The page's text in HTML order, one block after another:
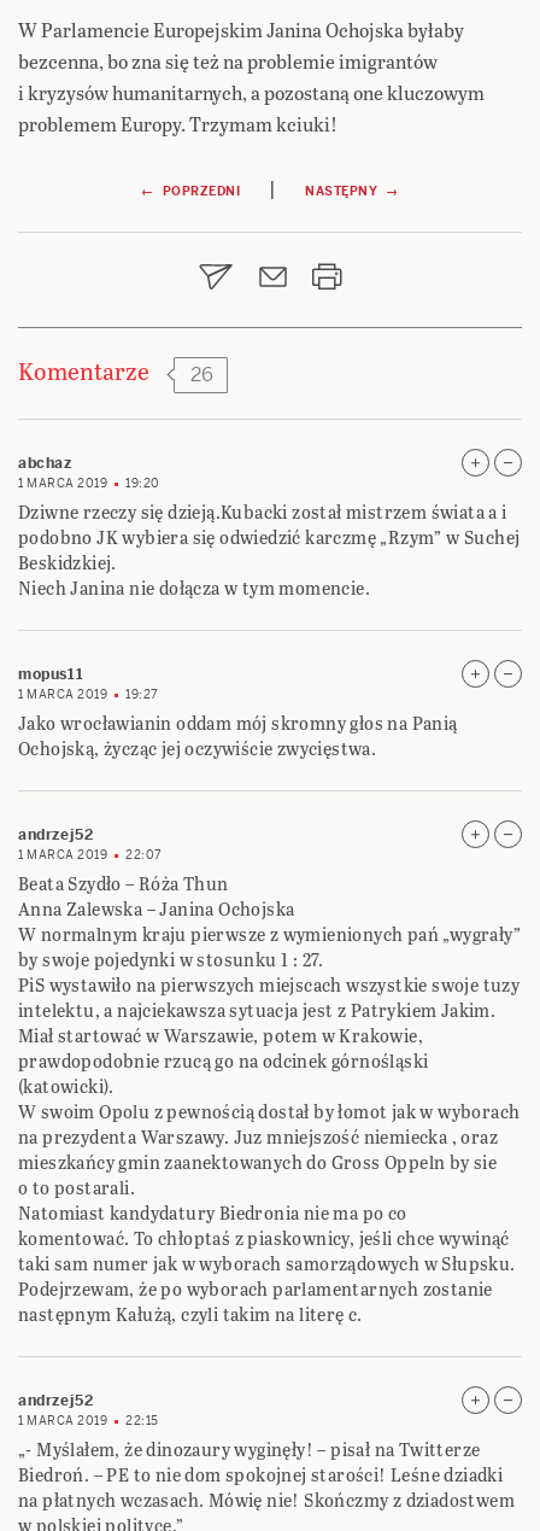
W Parlamencie Europejskim Janina Ochojska byłaby
bezcenna, bo zna się też na problemie imigrantów
i kryzysów humanitarnych, a pozostaną one kluczowym
problemem Europy. Trzymam kciuki!
Nawigacja
wpisu
← POPRZEDNI | NASTĘPNY →
Komentarze 26
abchaz
1 MARCA 2019 19:20
Dziwne rzeczy się dzieją.Kubacki został mistrzem świata a i
podobno JK wybiera się odwiedzić karczmę „Rzym” w Suchej
Beskidzkiej.
Niech Janina nie dołącza w tym momencie.
mopus11
1 MARCA 2019 19:27
Jako wrocławianin oddam mój skromny głos na Panią
Ochojską, życząc jej oczywiście zwycięstwa.
andrzej52
1 MARCA 2019 22:07
Beata Szydło – Róża Thun
Anna Zalewska – Janina Ochojska
W normalnym kraju pierwsze z wymienionych pań „wygrały”
by swoje pojedynki w stosunku 1 : 27.
PiS wystawiło na pierwszych miejscach wszystkie swoje tuzy
intelektu, a najciekawsza sytuacja jest z Patrykiem Jakim.
Miał startować w Warszawie, potem w Krakowie,
prawdopodobnie rzucą go na odcinek górnośląski
(katowicki).
W swoim Opolu z pewnością dostał by łomot jak w wyborach
na prezydenta Warszawy. Juz mniejszość niemiecka , oraz
mieszkańcy gmin zaanektowanych do Gross Oppeln by sie
o to postarali.
Natomiast kandydatury Biedronia nie ma po co
komentować. To chłoptaś z piaskownicy, jeśli chce wywinąć
taki sam numer jak w wyborach samorządowych w Słupsku.
Podejrzewam, że po wyborach parlamentarnych zostanie
następnym Kałużą, czyli takim na literę c.
andrzej52
1 MARCA 2019 22:15
„- Myślałem, że dinozaury wyginęły! – pisał na Twitterze
Biedroń. – PE to nie dom spokojnej starości! Leśne dziadki
na płatnych wczasach. Mówię nie! Skończmy z dziadostwem
w polskiej polityce.”